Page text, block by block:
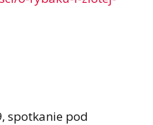
spotkanie pod